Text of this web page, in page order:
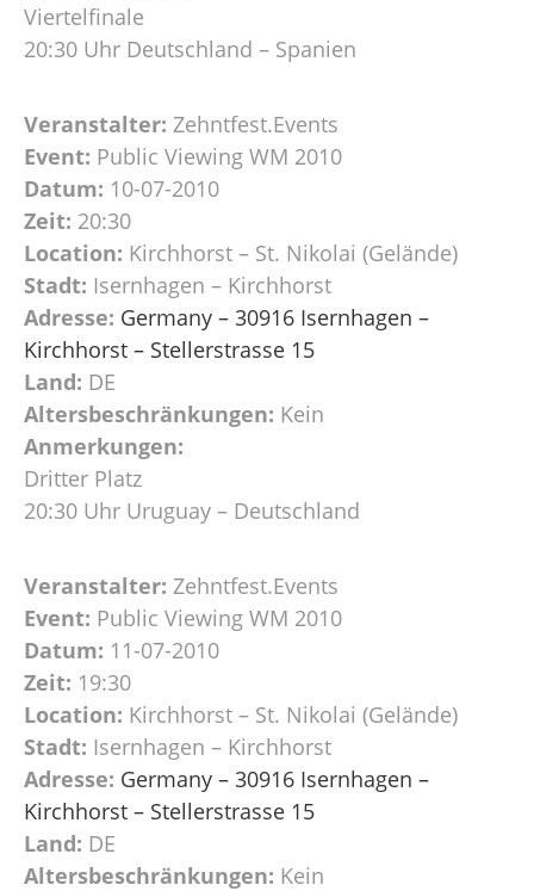
Viertelfinale
20:30 Uhr Deutschland – Spanien
Veranstalter: Zehntfest.Events
Event: Public Viewing WM 2010
Datum: 10-07-2010
Zeit: 20:30
Location: Kirchhorst – St. Nikolai (Gelände)
Stadt: Isernhagen – Kirchhorst
Adresse: Germany – 30916 Isernhagen –
Kirchhorst – Stellerstrasse 15
Land: DE
Altersbeschränkungen: Kein
Anmerkungen:
Dritter Platz
20:30 Uhr Uruguay – Deutschland
Veranstalter: Zehntfest.Events
Event: Public Viewing WM 2010
Datum: 11-07-2010
Zeit: 19:30
Location: Kirchhorst – St. Nikolai (Gelände)
Stadt: Isernhagen – Kirchhorst
Adresse: Germany – 30916 Isernhagen –
Kirchhorst – Stellerstrasse 15
Land: DE
Altersbeschränkungen: Kein